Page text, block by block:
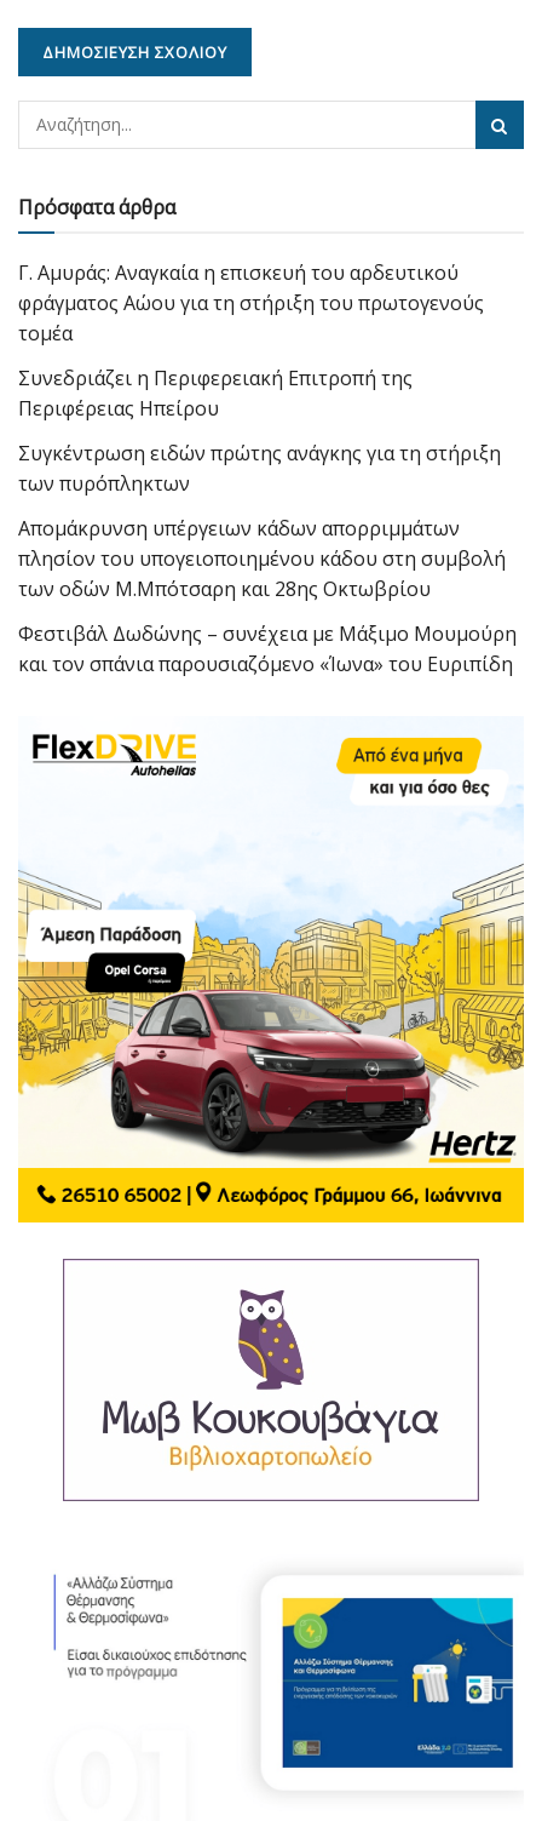
Πρόσφατα άρθρα
Γ. Αμυράς: Αναγκαία η επισκευή του αρδευτικού
φράγματος Αώου για τη στήριξη του πρωτογενούς
τομέα
Συνεδριάζει η Περιφερειακή Επιτροπή της
Περιφέρειας Ηπείρου
Συγκέντρωση ειδών πρώτης ανάγκης για τη στήριξη
των πυρόπληκτων
Απομάκρυνση υπέργειων κάδων απορριμμάτων
πλησίον του υπογειοποιημένου κάδου στη συμβολή
των οδών Μ.Μπότσαρη και 28ης Οκτωβρίου
Φεστιβάλ Δωδώνης – συνέχεια με Μάξιμο Μουμούρη
και τον σπάνια παρουσιαζόμενο «Ίωνα» του Ευριπίδη